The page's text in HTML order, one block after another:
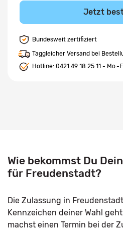
Jetzt
Bundesweit zertifiziert
Taggleicher Versand bei
Hotline: 0421 49 18 25 11 - Mo.-
Wie bekommst Du
für Freudenstadt?
Die Zulassung in
Kennzeichen deiner Wahl
machst einen Termin bei der